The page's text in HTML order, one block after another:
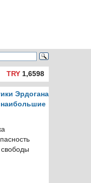
TRY1,6598
Эрдогана
наибольшие